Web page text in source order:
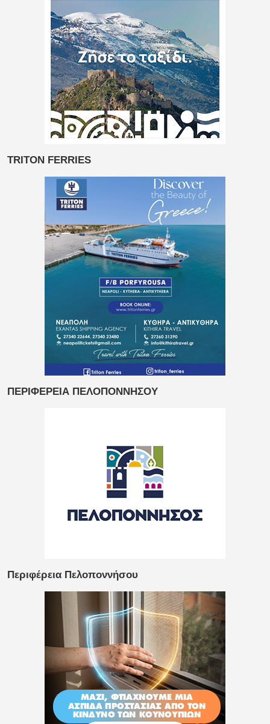
TRITON FERRIES
ΠΕΡΙΦΕΡΕΙΑ ΠΕΛΟΠΟΝΝΗΣΟΥ
Περιφέρεια Πελοποννήσου